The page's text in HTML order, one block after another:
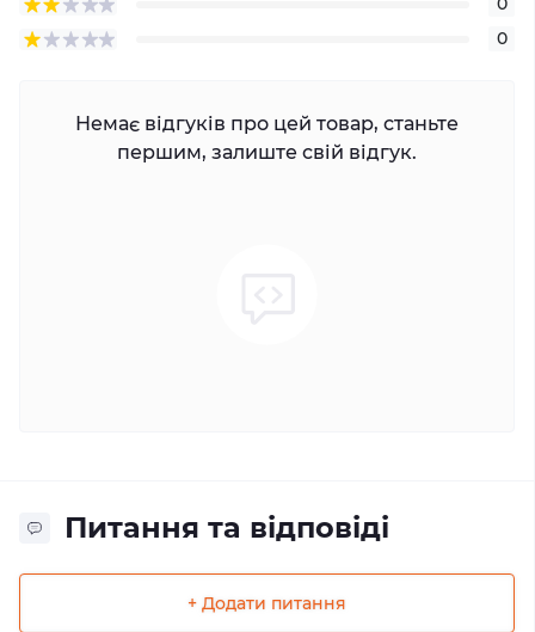
0
Немає відгуків про цей товар, станьте
першим, залиште свій відгук.
Питання та відповіді
+ Додати питання